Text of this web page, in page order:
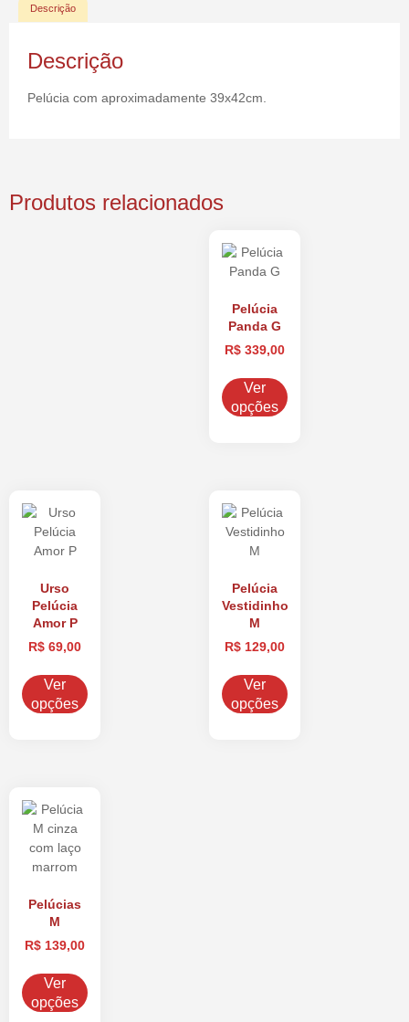
Descrição
Descrição
Pelúcia com aproximadamente 39x42cm.
Produtos relacionados
Pelúcia
Panda G
R$ 339,00
Ver
opções
Urso
Pelúcia
Amor P
R$ 69,00
Ver
opções
Pelúcia
Vestidinho
M
R$ 129,00
Ver
opções
Pelúcias
M
R$ 139,00
Ver
opções